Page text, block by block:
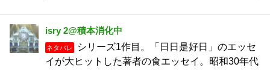
isry 2@積本消化中
ネタバレ
シリーズ1作目。「日日是好日」のエッセ
イが大ヒットした著者の食エッセイ。昭和30年代